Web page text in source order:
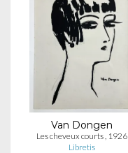
Van Dongen
Les cheveux courts , 1926
Libretis